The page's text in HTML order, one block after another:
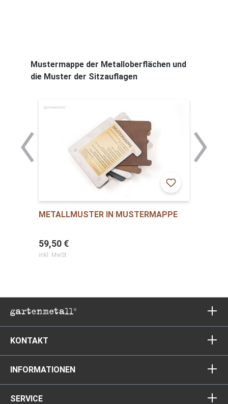
Mustermappe der Metalloberflächen und
die Muster der Sitzauflagen
METALLMUSTER IN MUSTERMAPPE
59,50 €
inkl. MwSt
KONTAKT
INFORMATIONEN
SERVICE